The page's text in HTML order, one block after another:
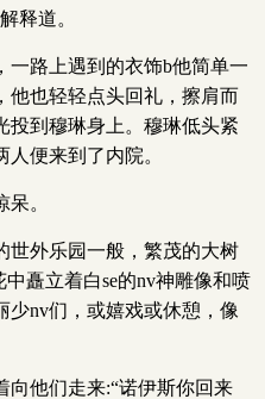
释道。
一路上遇到的衣饰b他简单一
他也轻轻点头回礼，擦肩而
投到穆琳身上。穆琳低头紧
便来到了内院。
。
世外乐园一般，繁茂的大树
矗立着白se的nv神雕像和喷
少nv们，或嬉戏或休憩，像
向他们走来:“诺伊斯你回来